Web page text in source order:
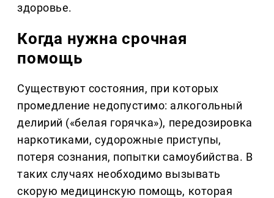
здоровье.
Когда нужна срочная
помощь
Существуют состояния, при которых
промедление недопустимо: алкогольный
делирий («белая горячка»), передозировка
наркотиками, судорожные приступы,
потеря сознания, попытки самоубийства. В
таких случаях необходимо вызывать
скорую медицинскую помощь, которая